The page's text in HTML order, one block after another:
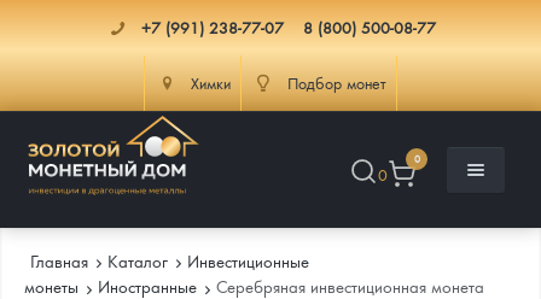
+7 (991) 238-77-07 8 (800) 500-08-77
Химки Подбор монет
0
0
Главная Каталог
Инвестиционные
монеты
Иностранные
Серебряная инвестиционная монета